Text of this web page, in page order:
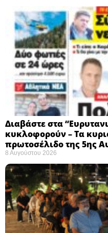
Διαβάστε στα
κυκλοφορούν – Τα
πρωτοσέλιδο της 5ης
8 Αυγούστου 2026